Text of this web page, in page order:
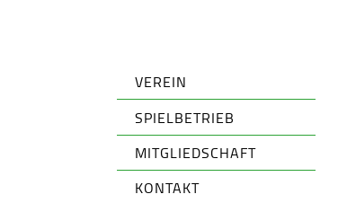
VEREIN
SPIELBETRIEB
MITGLIEDSCHAFT
KONTAKT